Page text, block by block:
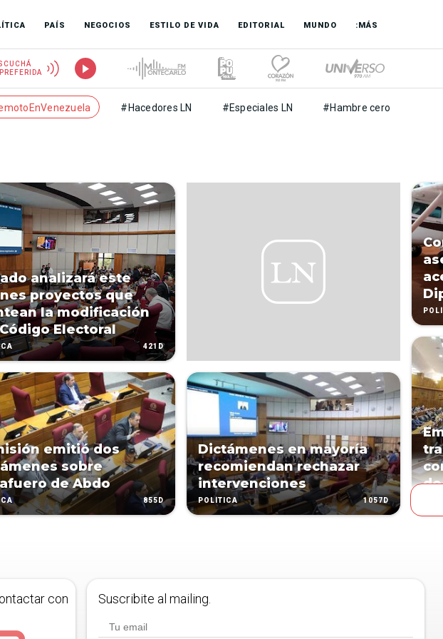
PAÍS NEGOCIOS ESTILO DE VIDA EDITORIAL MUNDO :MÁS
PREFERIDA
#Hacedores LN #Especiales LN #Hambre cero
analizará este
proyectos que
la modificación
Electoral
421D
emitió dos
sobre
de Abdo
855D
Dictámenes en mayoría
recomiendan rechazar
intervenciones
POLÍTICA 1057D
con
Suscribite al mailing.